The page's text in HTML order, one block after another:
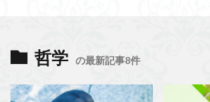
哲学 の最新記事8件